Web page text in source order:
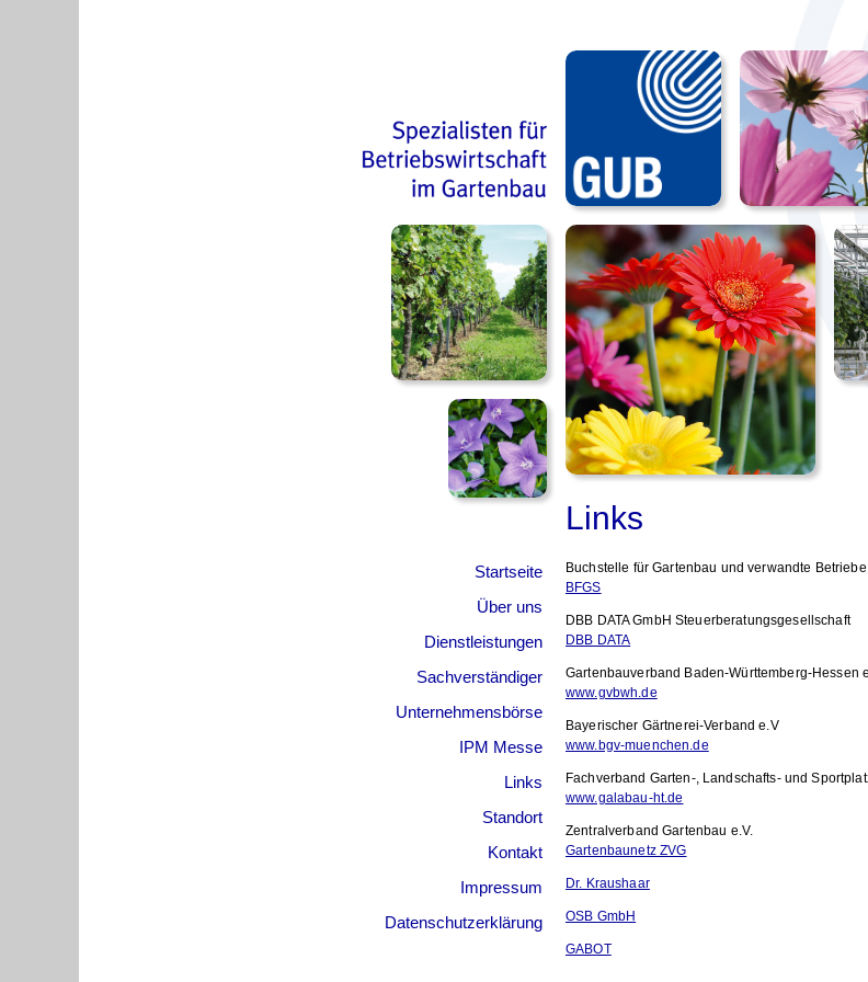
Startseite
Über uns
Dienstleistungen
Sachverständiger
Unternehmensbörse
IPM Messe
Links
Standort
Kontakt
Impressum
Datenschutzerklärung
Links
Buchstelle für Gartenbau und verwandte Betriebe
BFGS
DBB DATA GmbH Steuerberatungsgesellschaft
DBB DATA
Gartenbauverband Baden-Württemberg-Hessen
www.gvbwh.de
Bayerischer Gärtnerei-Verband e.V
www.bgv-muenchen.de
Fachverband Garten-, Landschafts- und
www.galabau-ht.de
Zentralverband Gartenbau e.V.
Gartenbaunetz ZVG
Dr. Kraushaar
OSB GmbH
GABOT